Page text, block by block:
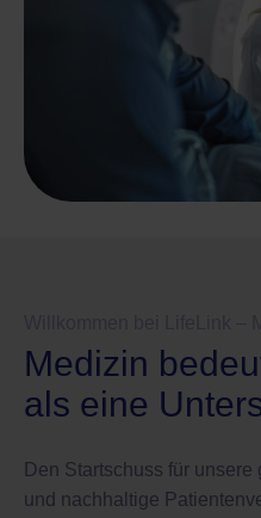
Medizin
als eine
Den Startschuss für
und nachhaltige